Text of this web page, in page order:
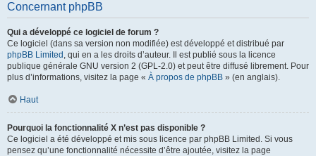
Concernant phpBB
Qui a développé ce logiciel de forum ?
Ce logiciel (dans sa version non modifiée) est développé et distribué par
phpBB Limited , qui en a les droits d’auteur. Il est publié sous la licence
publique générale GNU version 2 (GPL-2.0) et peut être diffusé librement. Pour
plus d’informations, visitez la page « À propos de phpBB » (en anglais).
Haut
Pourquoi la fonctionnalité X n’est pas disponible ?
Ce logiciel a été développé et mis sous licence par phpBB Limited. Si vous
pensez qu’une fonctionnalité nécessite d’être ajoutée, visitez la page